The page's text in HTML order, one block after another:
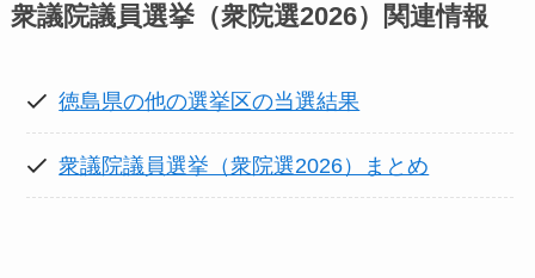
衆議院議員選挙（衆院選2026） 関連情報
徳島県の他の選挙区の当選結果
衆議院議員選挙（衆院選2026）まとめ